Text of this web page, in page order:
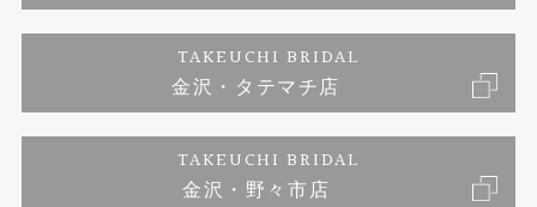
婚約ネックレス
富山指輪工房｜手作りペアリング
富山指輪工房｜手作り結婚指輪 and 婚約指輪
富山指輪工房｜手作り婚約指輪プロポーズプラン
お問い合わせ
プライバシーポリシー
TAKEUCHI BRIDAL
金沢・タテマチ店
TAKEUCHI BRIDAL
金沢・野々市店